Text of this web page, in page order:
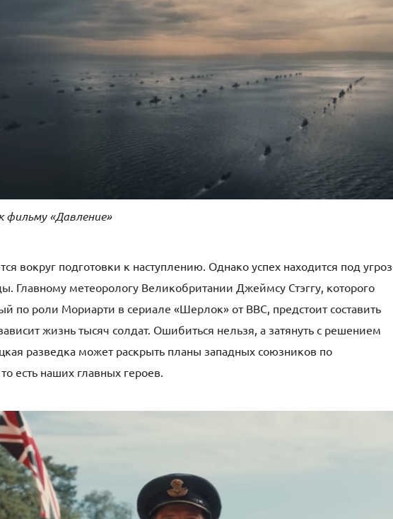
фильму «Давление»
вокруг подготовки к наступлению. Однако успех находится под
Главному метеорологу Великобритании Джеймсу Стэггу, которого
по роли Мориарти в сериале «Шерлок» от ВВС, предстоит составить
жизнь тысяч солдат. Ошибиться нельзя, а затянуть с решением
разведка может раскрыть планы западных союзников по
есть наших главных героев.